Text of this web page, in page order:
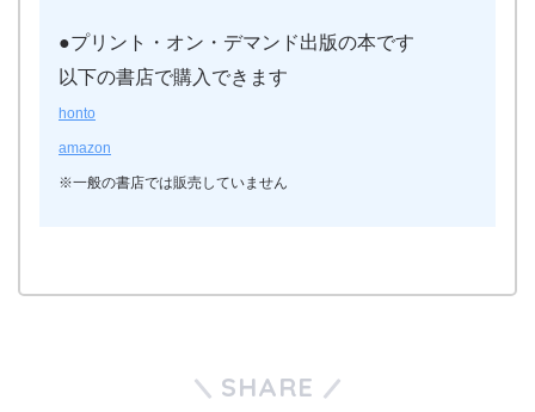
●プリント・オン・デマンド出版の本です
以下の書店で購入できます
honto
amazon
※一般の書店では販売していません
SHARE